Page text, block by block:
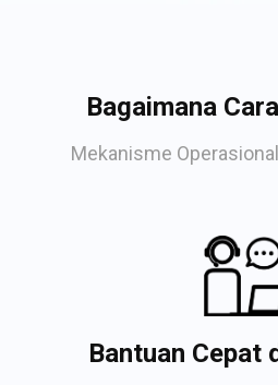
Bagaimana
Mekanisme
Bantuan Cepat